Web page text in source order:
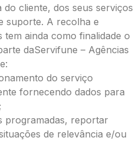
do cliente, dos seus serviços
suporte. A recolha e
tem ainda como finalidade o
daServifune – Agências
do serviço
fornecendo dados para
programadas, reportar
de relevância e/ou